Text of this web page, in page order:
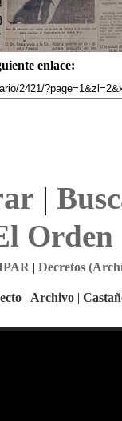
enlace:
|
Orden
| Decretos
| Archivo |